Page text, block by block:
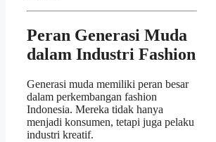
Peran Generasi Muda
dalam Industri Fashion
Generasi muda memiliki peran besar
dalam perkembangan fashion
Indonesia. Mereka tidak hanya
menjadi konsumen, tetapi juga pelaku
industri kreatif.